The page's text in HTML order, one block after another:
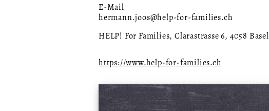
E-Mail
hermann.joos@help-for-families.ch
HELP! For Families, Clarastrasse 6, 4058 Basel
https://www.help-for-families.ch